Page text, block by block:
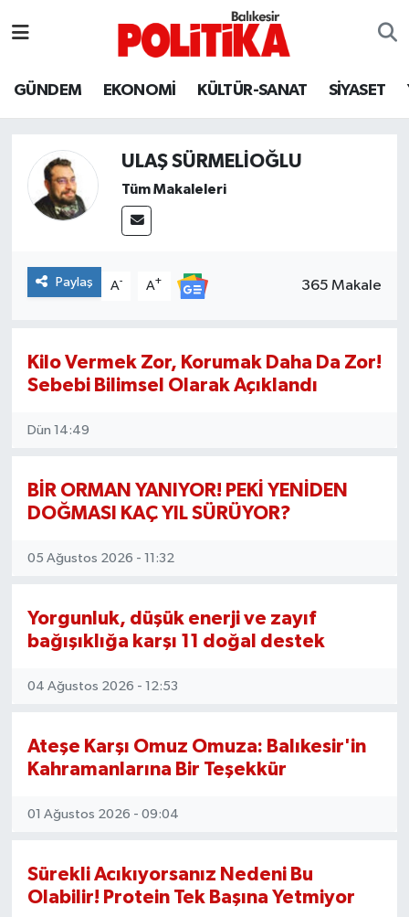
GÜNDEM EKONOMİ KÜLTÜR-SANAT SİYASET
ULAŞ SÜRMELİOĞLU
Tüm Makaleleri
Paylaş A- A+ 365 Makale
Kilo Vermek Zor, Korumak Daha Da Zor!
Sebebi Bilimsel Olarak Açıklandı
Dün 14:49
BİR ORMAN YANIYOR! PEKİ YENİDEN
DOĞMASI KAÇ YIL SÜRÜYOR?
05 Ağustos 2026 - 11:32
Yorgunluk, düşük enerji ve zayıf
bağışıklığa karşı 11 doğal destek
04 Ağustos 2026 - 12:53
Ateşe Karşı Omuz Omuza: Balıkesir'in
Kahramanlarına Bir Teşekkür
01 Ağustos 2026 - 09:04
Sürekli Acıkıyorsanız Nedeni Bu
Olabilir! Protein Tek Başına Yetmiyor
Ayvalık
Balya
Bandırma
BİYOGRAFİLER
ÇEVRE
Dursunbey
EKONOMİ
Gönen
Havran
KENT GÜNDEMİ
Balıkesir Hava Durumu
Balıkesir Namaz Vakitleri
Balıkesir Trafik Yoğunluk Haritası
Tüm Manşetler
Haber Arşivi